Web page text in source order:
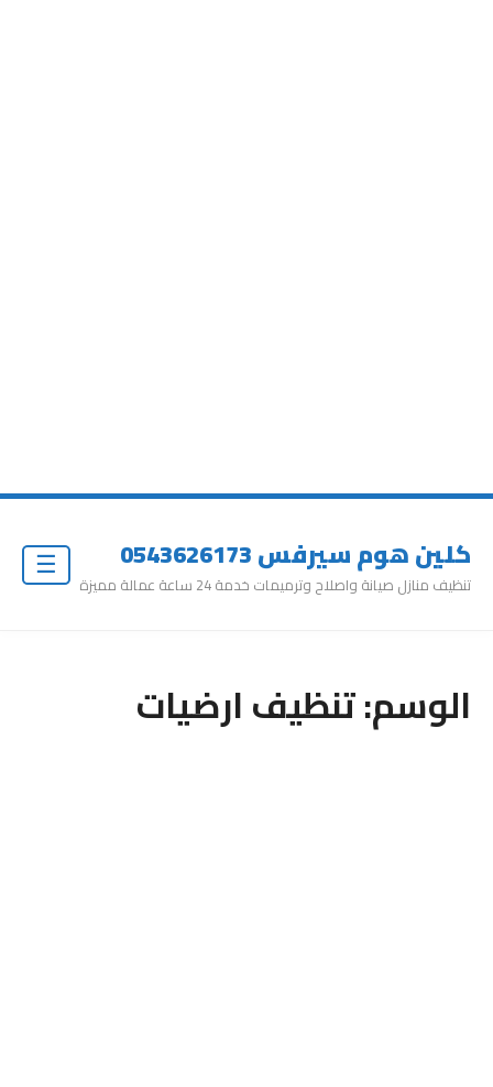
كلين هوم سيرفس 0543626173
تنظيف منازل صيانة واصلاح وترميمات خدمة 24 ساعة عمالة مميزة
الوسم:تنظيف ارضيات